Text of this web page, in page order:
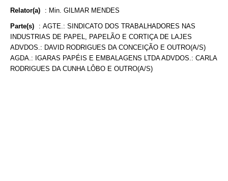
Relator(a) : Min. GILMAR MENDES
Parte(s) : AGTE.: SINDICATO DOS TRABALHADORES NAS
INDUSTRIAS DE PAPEL, PAPELÃO E CORTIÇA DE LAJES
ADVDOS.: DAVID RODRIGUES DA CONCEIÇÃO E OUTRO(A/S)
AGDA.: IGARAS PAPÉIS E EMBALAGENS LTDA ADVDOS.: CARLA
RODRIGUES DA CUNHA LÔBO E OUTRO(A/S)